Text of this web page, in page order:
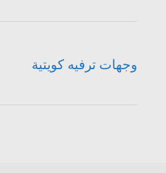
وجهات ترفيه كويتية